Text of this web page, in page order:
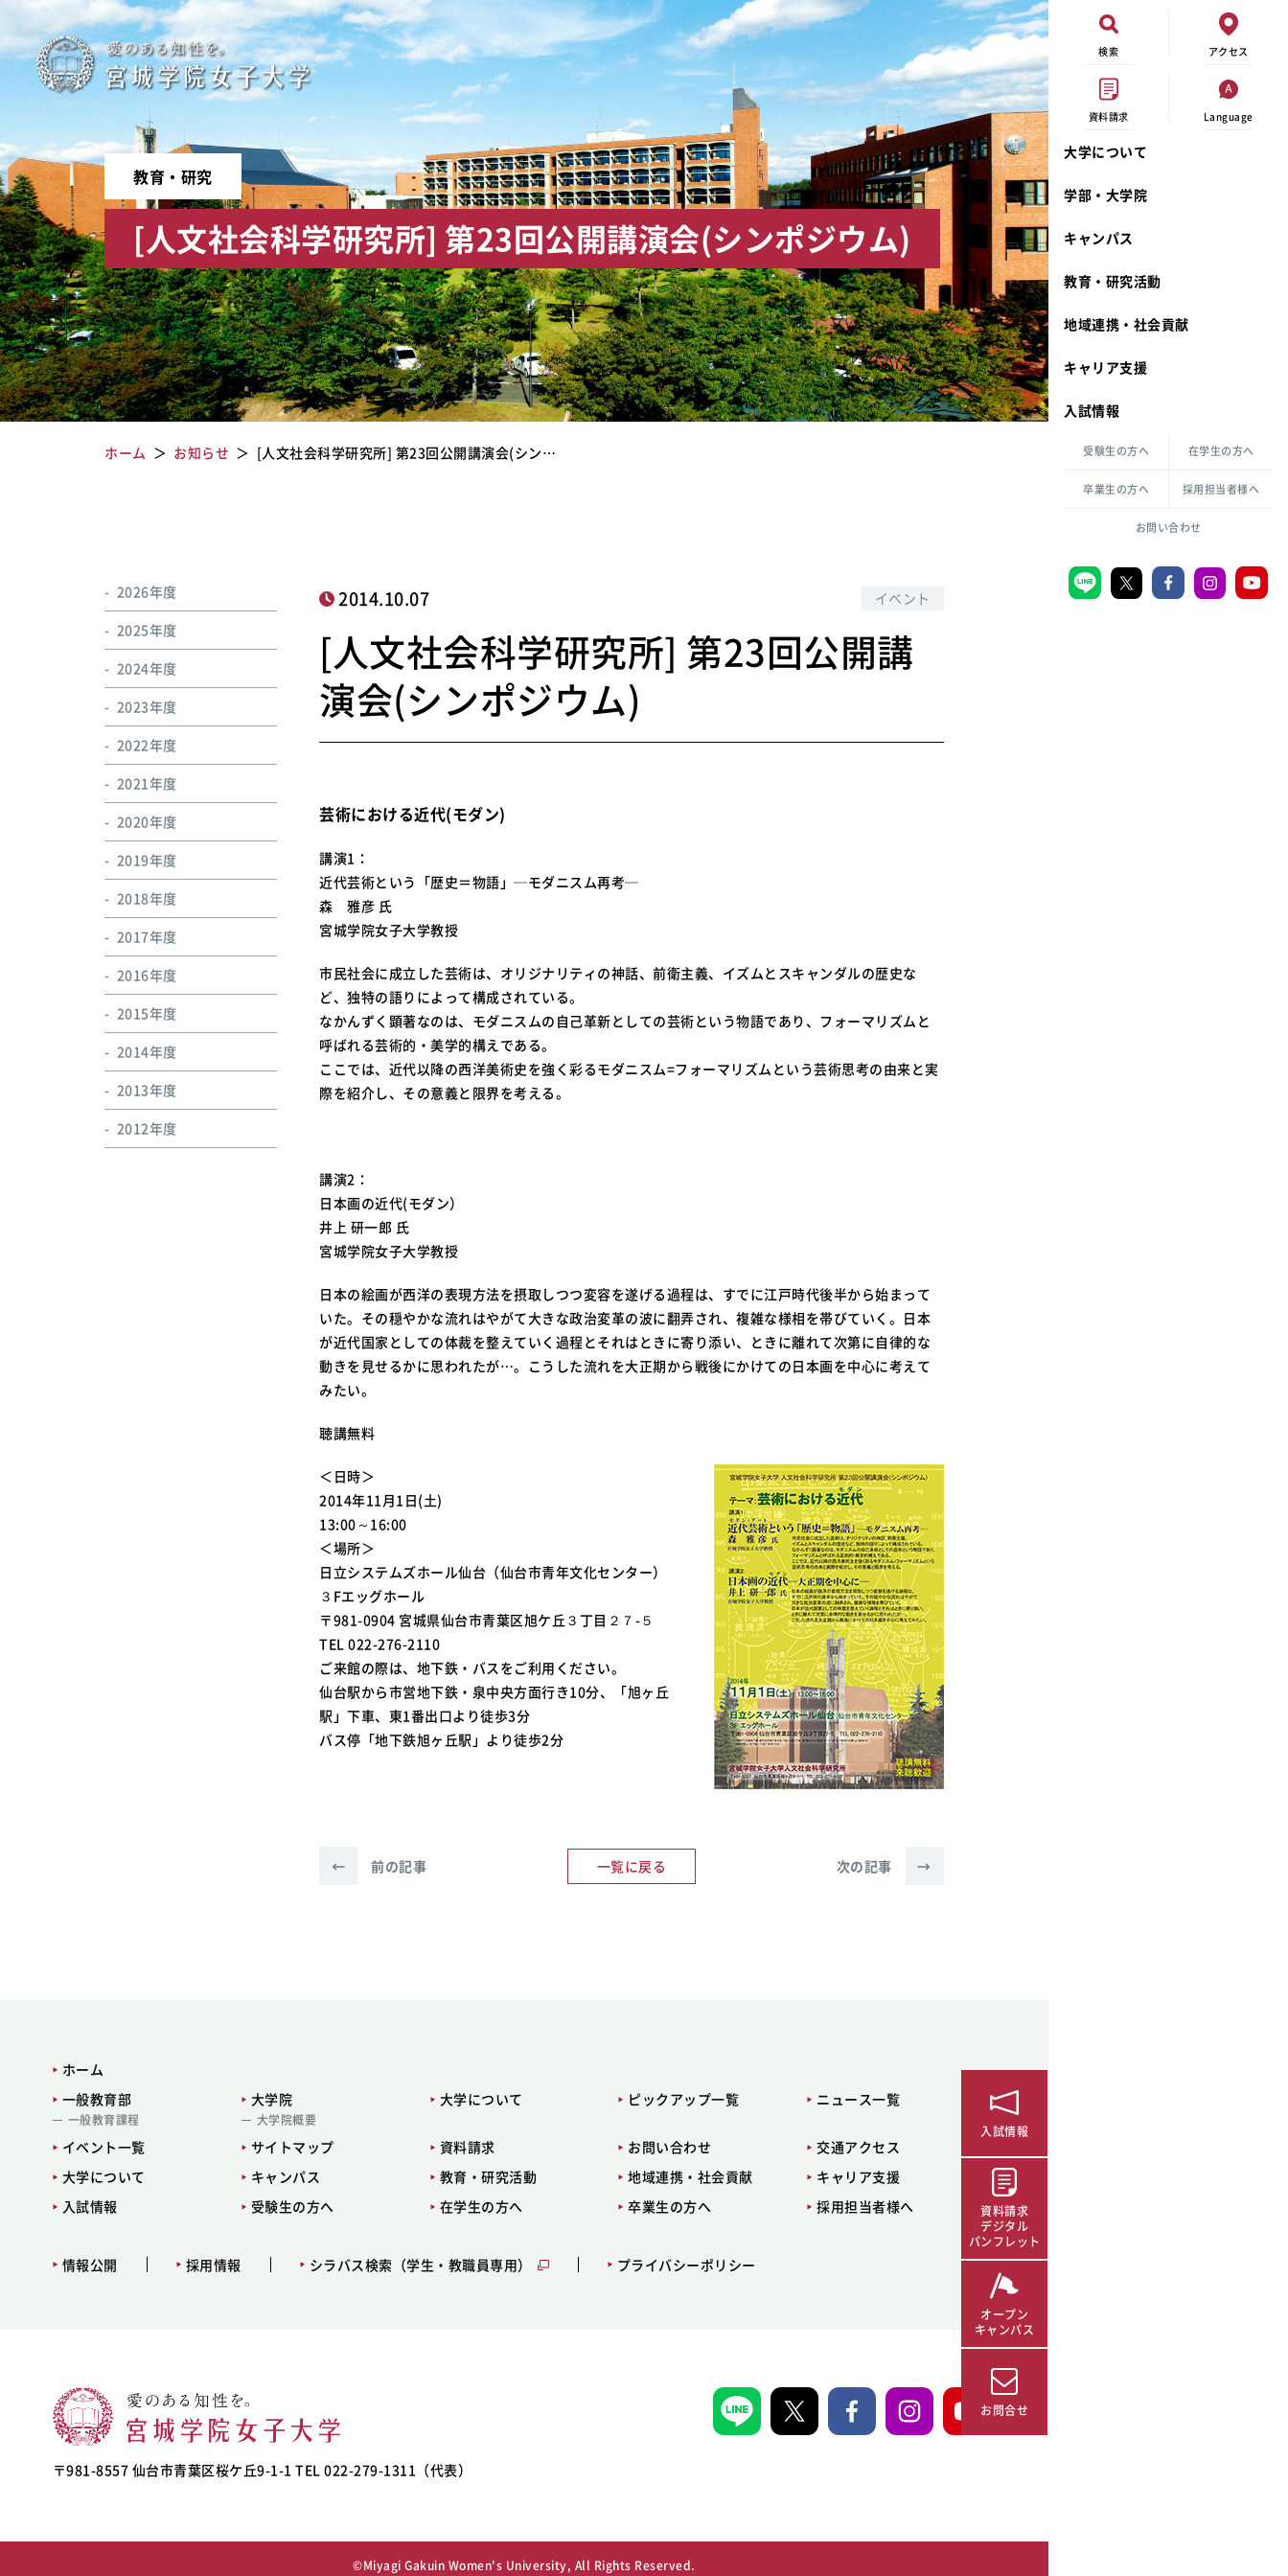
検索 アクセス
資料請求 Language
大学について
宮城学院 校歌
礼拝堂
カリキュラム・ポリシー
倫理憲章
ハラスメントの防止
共生のための多様性宣言
学部・大学院
生活文化デザイン学科
一般教育課程
キャンパス
奨学金
大学祭
キャンパスメンバーズ
教職センター
学芸員課程
図書館司書課程
教育・研究活動動物実験に関する情報公開
キリスト教文化研究所
生活環境科学研究所
地域連携・社会貢献
カリキュラム・入室方法
キャリア支援
入試情報
受験生の方へ 在学生の方へ
卒業生の方へ 採用担当者様へ
お問い合わせ
宮
城
学
院
女
子
大
学
教育・研究
[人文社会科学研究所] 第23回公開講演会(シンポジウム)
ホーム お知らせ [人文社会科学研究所] 第23回公開講演会(シン…
2014.10.07 イベント
[人文社会科学研究所] 第23回公開講
演会(シンポジウム)
芸術における近代(モダン)
講演1：
近代芸術という「歴史＝物語」─モダニスム再考─
森 雅彦 氏
宮城学院女子大学教授
市民社会に成立した芸術は、オリジナリティの神話、前衛主義、イズムとスキャンダルの歴史な
ど、独特の語りによって構成されている。
なかんずく顕著なのは、モダニスムの自己革新としての芸術という物語であり、フォーマリズムと
呼ばれる芸術的・美学的構えである。
ここでは、近代以降の西洋美術史を強く彩るモダニスム=フォーマリズムという芸術思考の由来と実
際を紹介し、その意義と限界を考える。
講演2：
日本画の近代(モダン）
井上 研一郎 氏
宮城学院女子大学教授
日本の絵画が西洋の表現方法を摂取しつつ変容を遂げる過程は、すでに江戸時代後半から始まって
いた。その穏やかな流れはやがて大きな政治変革の波に翻弄され、複雑な様相を帯びていく。日本
が近代国家としての体裁を整えていく過程とそれはときに寄り添い、ときに離れて次第に自律的な
動きを見せるかに思われたが…。こうした流れを大正期から戦後にかけての日本画を中心に考えて
みたい。
聴講無料
＜日時＞
2014年11月1日(土)
13:00～16:00
＜場所＞
日立システムズホール仙台（仙台市青年文化センター）
３Fエッグホール
〒981-0904 宮城県仙台市青葉区旭ケ丘３丁目２７-５
TEL 022-276-2110
ご来館の際は、地下鉄・バスをご利用ください。
仙台駅から市営地下鉄・泉中央方面行き10分、「旭ヶ丘
駅」下車、東1番出口より徒歩3分
バス停「地下鉄旭ヶ丘駅」より徒歩2分
← 前の記事 一覧に戻る 次の記事 →
2026年度
2025年度
2024年度
2023年度
2022年度
2021年度
2020年度
2019年度
2018年度
2017年度
2016年度
2015年度
2014年度
2013年度
2012年度
ホーム
一般教育部
一般教育課程
大学院
大学院概要
大学について ピックアップ一覧 ニュース一覧
イベント一覧 サイトマップ 資料請求 お問い合わせ
交通アクセス
大学について
キャンパス 教育・研究活動 地域連携・社会貢献
キャリア支援
入試情報
受験生の方へ 在学生の方へ 卒業生の方へ 採用担当者様へ
情報公開 採用情報 シラバス検索（学生・教職員専用） プライバシーポリシー
〒981-8557 仙台市青葉区桜ケ丘9-1-1 TEL 022-279-1311（代表）
©Miyagi Gakuin Women's University, All Rights Reserved.
入試情報
資料請求
デジタル
パンフレット
オープン
キャンパス
お問合せ